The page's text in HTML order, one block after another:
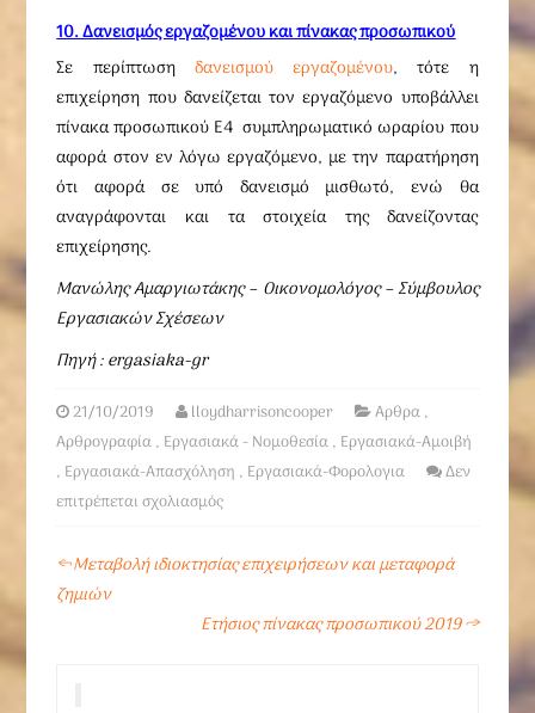
10. Δανεισμός εργαζομένου και πίνακας προσωπικού
Σε περίπτωση δανεισμού εργαζομένου, τότε η
επιχείρηση που δανείζεται τον εργαζόμενο υποβάλλει
πίνακα προσωπικού E4 συμπληρωματικό ωραρίου που
αφορά στον εν λόγω εργαζόμενο, με την παρατήρηση
ότι αφορά σε υπό δανεισμό μισθωτό, ενώ θα
αναγράφονται και τα στοιχεία της δανείζοντας
επιχείρησης.
Μανώλης Αμαργιωτάκης – Οικονομολόγος – Σύμβουλος
Εργασιακών Σχέσεων
Πηγή : ergasiaka-gr
21/10/2019 lloydharrisoncooper Αρθρα,
Αρθρογραφία, Εργασιακά - Νομοθεσία, Εργασιακά-Αμοιβή
, Εργασιακά-Απασχόληση , Εργασιακά-Φορολογια
Δεν
επιτρέπεται σχολιασμός
←Μεταβολή ιδιοκτησίας επιχειρήσεων και μεταφορά
ζημιών
Ετήσιος πίνακας προσωπικού 2019→